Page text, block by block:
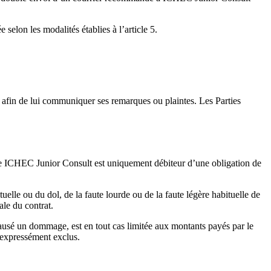
selon les modalités établies à l’article 5.
de lui communiquer ses remarques ou plaintes. Les Parties
Junior Consult est uniquement débiteur d’une obligation de
ou du dol, de la faute lourde ou de la faute légère habituelle de
du contrat.
un dommage, est en tout cas limitée aux montants payés par le
exclus.